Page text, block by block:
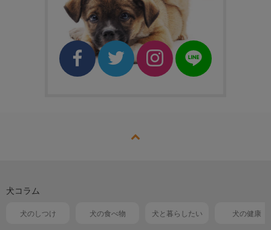
犬コラム
犬のしつけ 犬の食べ物 犬と暮らしたい 犬の健康